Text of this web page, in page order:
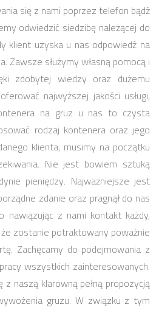
się z nami poprzez telefon bądź
odwiedzić siedzibę należącej do
klient uzyska u nas odpowiedź na
Zawsze służymy własną pomocą i
zdobytej wiedzy oraz dużemu
najwyższej jakości usługi,
na gruz u nas to czysta
rodzaj kontenera oraz jego
klienta, musimy na początku
Nie jest bowiem sztuką
pieniędzy. Najważniejsze jest
zdanie oraz pragnął do nas
nawiązując z nami kontakt każdy,
zostanie potraktowany poważnie
Zachęcamy do podejmowania z
wszystkich zainteresowanych.
naszą klarowną pełną propozycją
gruzu. W związku z tym